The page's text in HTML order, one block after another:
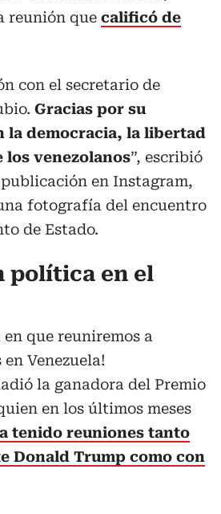
reunión que calificó de
con el secretario de
Gracias por su
la democracia, la libertad
los venezolanos”, escribió
en Instagram,
fotografía del encuentro
de Estado.
política en el
en que reuniremos a
Venezuela!
la ganadora del Premio
en los últimos meses
tenido reuniones tanto
Donald Trump como con